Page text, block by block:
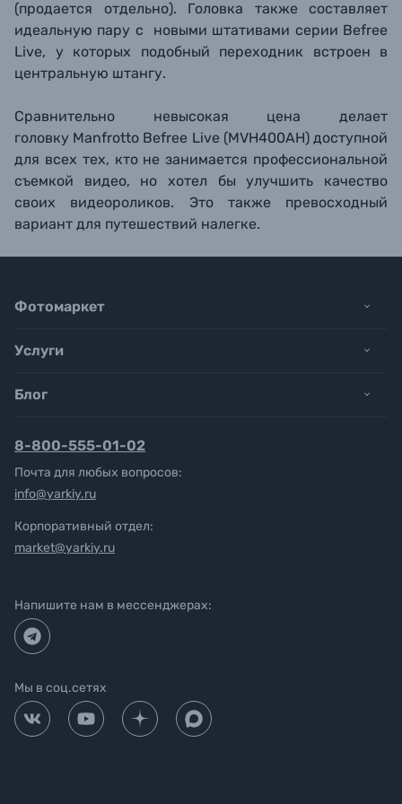
(продается отдельно). Головка также составляет
идеальную пару с новыми штативами серии Befree
Live, у которых подобный переходник встроен в
центральную штангу.
Сравнительно невысокая цена делает
головку Manfrotto Befree Live (MVH400AH) доступной
для всех тех, кто не занимается профессиональной
съемкой видео, но хотел бы улучшить качество
своих видеороликов. Это также превосходный
вариант для путешествий налегке.
Фотомаркет
Услуги
Блог
8-800-555-01-02
Почта для любых вопросов:
info@yarkiy.ru
Корпоративный отдел:
market@yarkiy.ru
Напишите нам в мессенджерах:
Мы в соц.сетях